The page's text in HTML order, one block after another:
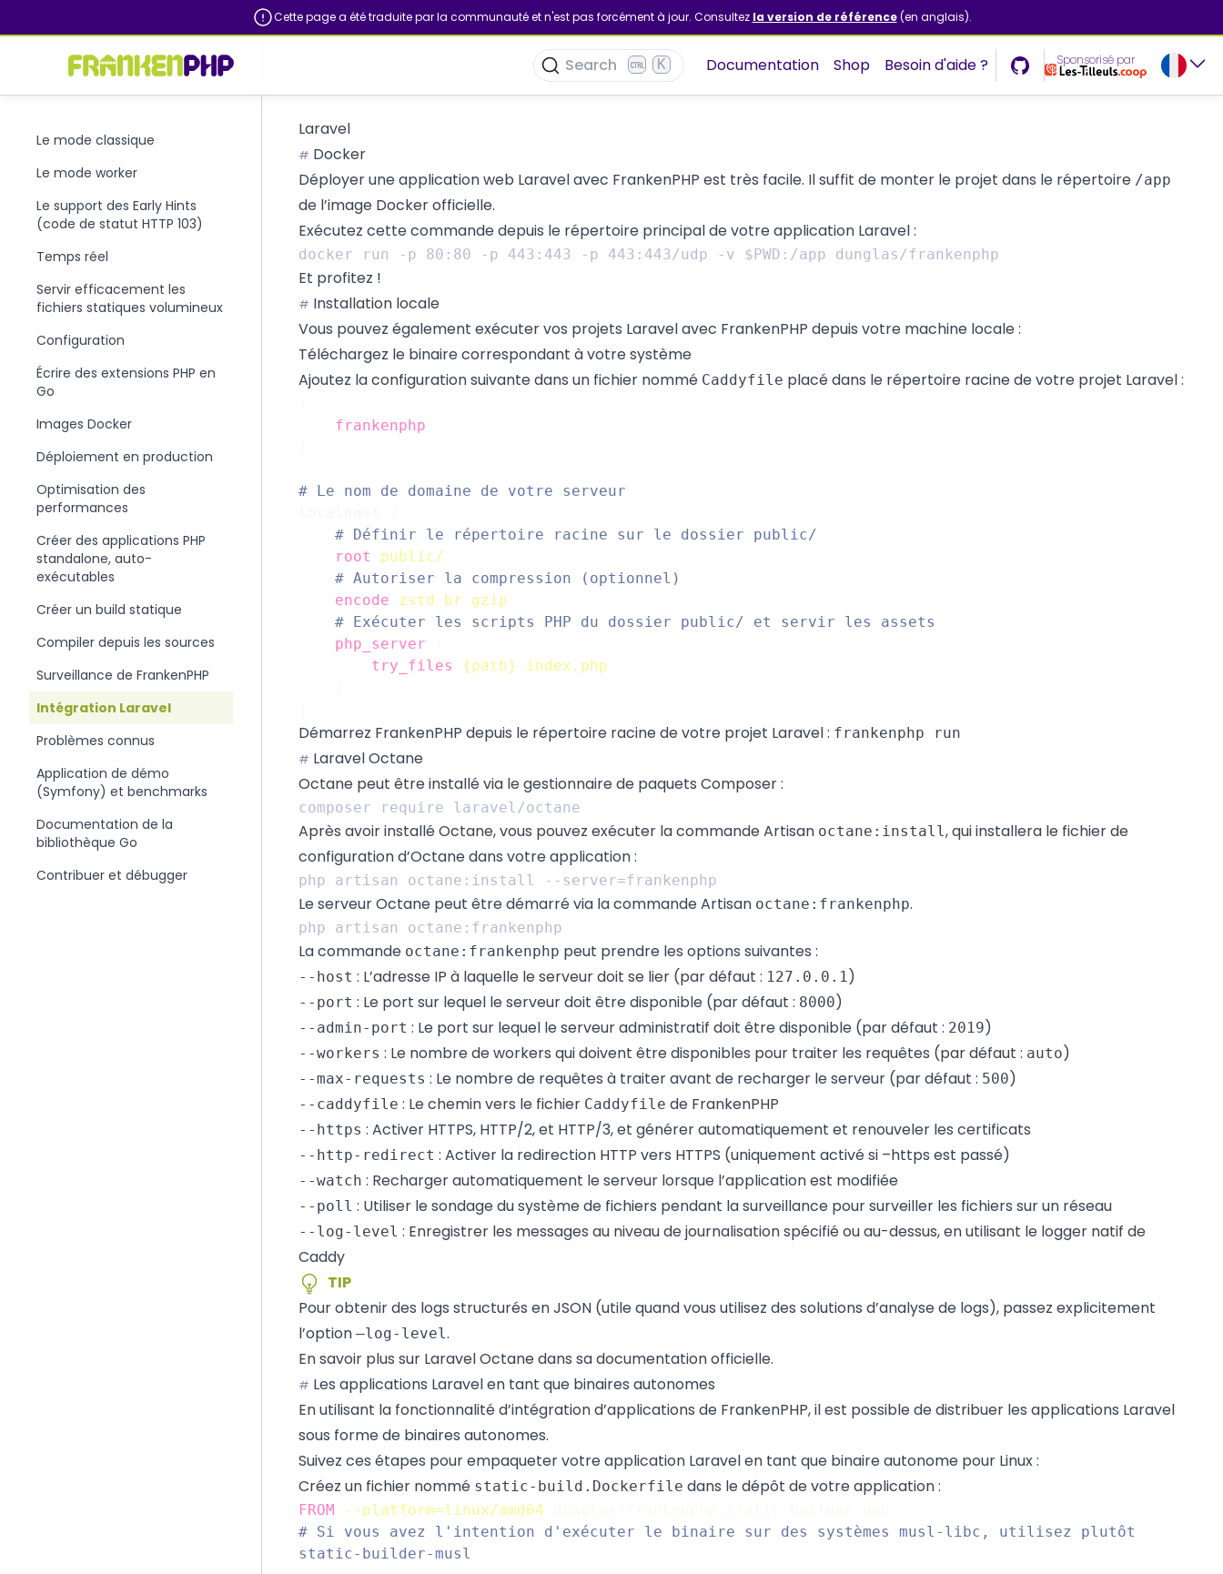
Cette page a été traduite par la communauté et n'est pas forcément à jour. Consultez la version de référence(en anglais).
Search K Documentation Shop Besoin d'aide ? Sponsorisé par
Le mode classique
Le mode worker
Le support des Early Hints
(code de statut HTTP 103)
Temps réel
Servir efficacement les
fichiers statiques volumineux
Configuration
Écrire des extensions PHP en
Go
Images Docker
Déploiement en production
Optimisation des
performances
Créer des applications PHP
standalone, auto-
exécutables
Créer un build statique
Compiler depuis les sources
Surveillance de FrankenPHP
Intégration Laravel
Problèmes connus
Application de démo
(Symfony) et benchmarks
Documentation de la
bibliothèque Go
Contribuer et débugger
Laravel
# Docker
Déployer une application web Laravelavec FrankenPHP est très facile. Il suffit de monter le projet dans le répertoire /app
de l’image Docker officielle.
Exécutez cette commande depuis le répertoire principal de votre application Laravel :
Et profitez !
# Installation locale
Vous pouvez également exécuter vos projets Laravel avec FrankenPHP depuis votre machine locale :
Téléchargez le binaire correspondant à votre système
Ajoutez la configuration suivante dans un fichier nommé Caddyfile placé dans le répertoire racine de votre projet Laravel :
frankenphp
root
public/
encode
zstd br
gzip
php_server
try_files
{path}
index.php
Démarrez FrankenPHP depuis le répertoire racine de votre projet Laravel : frankenphp run
# Laravel Octane
Octane peut être installé via le gestionnaire de paquets Composer :
Après avoir installé Octane, vous pouvez exécuter la commande Artisan octane:install, qui installera le fichier de
configuration d’Octane dans votre application :
Le serveur Octane peut être démarré via la commande Artisan octane:frankenphp.
La commande octane:frankenphp peut prendre les options suivantes :
--host : L’adresse IP à laquelle le serveur doit se lier (par défaut : 127.0.0.1)
--port : Le port sur lequel le serveur doit être disponible (par défaut : 8000)
--admin-port : Le port sur lequel le serveur administratif doit être disponible (par défaut : 2019)
--workers : Le nombre de workers qui doivent être disponibles pour traiter les requêtes (par défaut : auto)
--max-requests : Le nombre de requêtes à traiter avant de recharger le serveur (par défaut : 500)
--caddyfile : Le chemin vers le fichier Caddyfile de FrankenPHP
--https : Activer HTTPS, HTTP/2, et HTTP/3, et générer automatiquement et renouveler les certificats
--http-redirect : Activer la redirection HTTP vers HTTPS (uniquement activé si –https est passé)
--watch : Recharger automatiquement le serveur lorsque l’application est modifiée
--poll : Utiliser le sondage du système de fichiers pendant la surveillance pour surveiller les fichiers sur un réseau
--log-level : Enregistrer les messages au niveau de journalisation spécifié ou au-dessus, en utilisant le logger natif de
Caddy
TIP
Pour obtenir des logs structurés en JSON (utile quand vous utilisez des solutions d’analyse de logs), passez explicitement
l’option –log-level.
En savoir plus sur Laravel Octanedans sa documentation officielle.
# Les applications Laravel en tant que binaires autonomes
En utilisant la fonctionnalité d’intégration d’applications de FrankenPHP, il est possible de distribuer les applications Laravel
sous forme de binaires autonomes.
Suivez ces étapes pour empaqueter votre application Laravel en tant que binaire autonome pour Linux :
Créez un fichier nommé static-build.Dockerfile dans le dépôt de votre application :
FROM --platform=linux/amd64
# Si vous avez l'intention d'exécuter le binaire sur des systèmes musl-libc, utilisez plutôt
static-builder-musl